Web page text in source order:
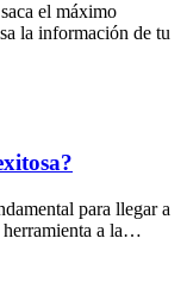
el máximo
la información de tu
para llegar a
herramienta a la…